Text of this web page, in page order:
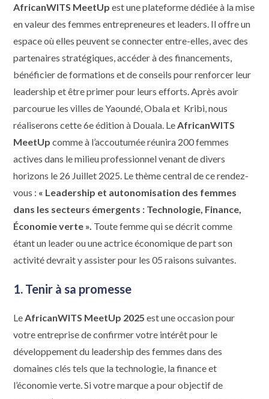
AfricanWITS MeetUp est une plateforme dédiée à la mise
en valeur des femmes entrepreneures et leaders. Il offre un
espace où elles peuvent se connecter entre-elles, avec des
partenaires stratégiques, accéder à des financements,
bénéficier de formations et de conseils pour renforcer leur
leadership et être primer pour leurs efforts. Après avoir
parcourue les villes de Yaoundé, Obala et Kribi, nous
réaliserons cette 6e édition à Douala. Le AfricanWITS
MeetUp comme à l’accoutumée réunira 200 femmes
actives dans le milieu professionnel venant de divers
horizons le 26 Juillet 2025. Le thème central de ce rendez-
vous : « Leadership et autonomisation des femmes
dans les secteurs émergents : Technologie, Finance,
Économie verte ». Toute femme qui se décrit comme
étant un leader ou une actrice économique de part son
activité devrait y assister pour les 05 raisons suivantes.
1. Tenir à sa promesse
Le AfricanWITS MeetUp 2025 est une occasion pour
votre entreprise de confirmer votre intérêt pour le
développement du leadership des femmes dans des
domaines clés tels que la technologie, la finance et
l’économie verte. Si votre marque a pour objectif de